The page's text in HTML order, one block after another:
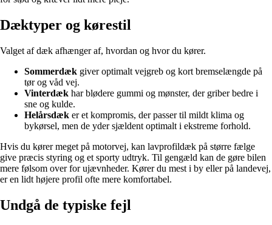
Dæktyper og kørestil
Valget af dæk afhænger af, hvordan og hvor du kører.
Sommerdæk giver optimalt vejgreb og kort bremselængde på
tør og våd vej.
Vinterdæk har blødere gummi og mønster, der griber bedre i
sne og kulde.
Helårsdæk er et kompromis, der passer til mildt klima og
bykørsel, men de yder sjældent optimalt i ekstreme forhold.
Hvis du kører meget på motorvej, kan lavprofildæk på større fælge
give præcis styring og et sporty udtryk. Til gengæld kan de gøre bilen
mere følsom over for ujævnheder. Kører du mest i by eller på landevej,
er en lidt højere profil ofte mere komfortabel.
Undgå de typiske fejl